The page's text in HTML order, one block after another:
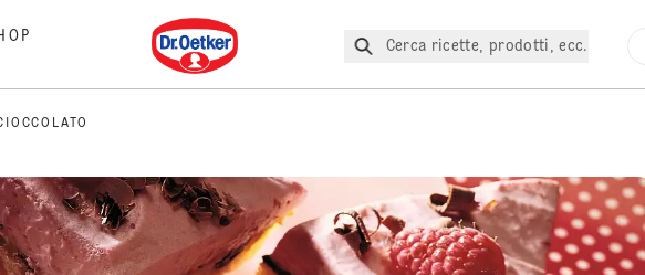
Dr. Oetker
Cerca ricette, prodotti, ecc.